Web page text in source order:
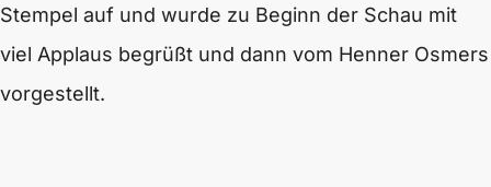
Stempel auf und wurde zu Beginn der Schau mit
viel Applaus begrüßt und dann vom Henner Osmers
vorgestellt.